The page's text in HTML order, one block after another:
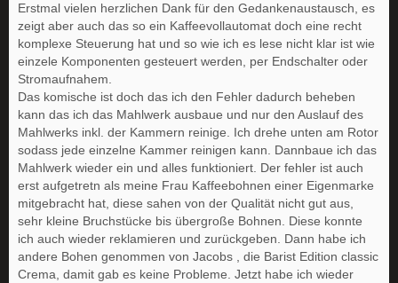
Erstmal vielen herzlichen Dank für den Gedankenaustausch, es
zeigt aber auch das so ein Kaffeevollautomat doch eine recht
komplexe Steuerung hat und so wie ich es lese nicht klar ist wie
einzele Komponenten gesteuert werden, per Endschalter oder
Stromaufnahem.
Das komische ist doch das ich den Fehler dadurch beheben
kann das ich das Mahlwerk ausbaue und nur den Auslauf des
Mahlwerks inkl. der Kammern reinige. Ich drehe unten am Rotor
sodass jede einzelne Kammer reinigen kann. Dannbaue ich das
Mahlwerk wieder ein und alles funktioniert. Der fehler ist auch
erst aufgetretn als meine Frau Kaffeebohnen einer Eigenmarke
mitgebracht hat, diese sahen von der Qualität nicht gut aus,
sehr kleine Bruchstücke bis übergroße Bohnen. Diese konnte
ich auch wieder reklamieren und zurückgeben. Dann habe ich
andere Bohen genommen von Jacobs , die Barist Edition classic
Crema, damit gab es keine Probleme. Jetzt habe ich wieder